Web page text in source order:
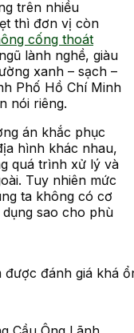
trên nhiều
thì đơn vị còn
cống thoát
lành nghề, giàu
xanh – sạch –
Phố Hồ Chí Minh
nói riêng.
án khắc phục
hình khác nhau,
quá trình xử lý và
Tuy nhiên mức
ta không có cơ
sao cho phù
đánh giá khá